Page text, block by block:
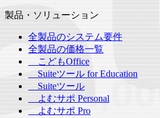
製品・ソリューション
全製品のシステム要件
全製品の価格一覧
こどもOffice
Suiteツール for Education
Suiteツール
よむサポ Personal
よむサポ Pro